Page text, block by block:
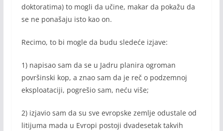
doktoratima) to mogli da učine, makar da pokažu da
se ne ponašaju isto kao on.
Recimo, to bi mogle da budu sledeće izjave:
1) napisao sam da se u Jadru planira ogroman
površinski kop, a znao sam da je reč o podzemnoj
eksploataciji, pogrešio sam, neću više;
2) izjavio sam da su sve evropske zemlje odustale od
litijuma mada u Evropi postoji dvadesetak takvih